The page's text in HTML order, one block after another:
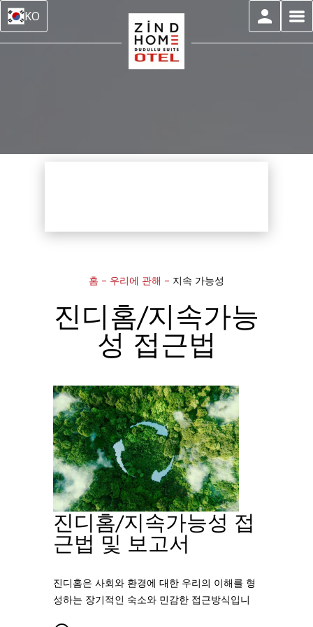
KO
홈 – 우리에 관해 – 지속 가능성
진디홈/지속가능
성 접근법
진디홈/지속가능성 접
근법 및 보고서
진디홈은 사회와 환경에 대한 우리의 이해를 형
성하는 장기적인 숙소와 민감한 접근방식입니